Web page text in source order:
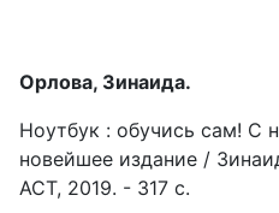
Орлова, Зинаида.
Ноутбук : обучись сам! С
новейшее издание /
АСТ, 2019. - 317 с.